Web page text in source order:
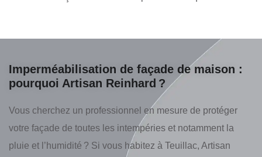
Imperméabilisation de façade de maison :
pourquoi Artisan Reinhard ?
Vous cherchez un professionnel en mesure de protéger
votre façade de toutes les intempéries et notamment la
pluie et l’humidité ? Si vous habitez à Teuillac, Artisan